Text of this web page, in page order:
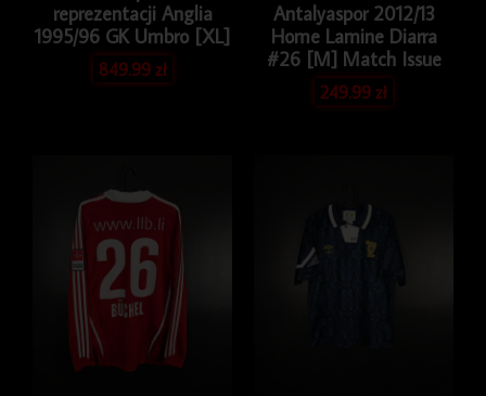
reprezentacji Anglia
1995/96 GK Umbro [XL]
849.99zł
Antalyaspor 2012/13
Home Lamine Diarra
#26 [M] Match Issue
249.99zł